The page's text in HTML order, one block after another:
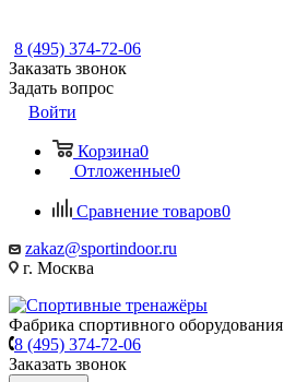
8 (495) 374-72-06
Заказать звонок
Задать вопрос
Войти
Корзина0
Отложенные0
Сравнение товаров0
zakaz@sportindoor.ru
г. Москва
Фабрика спортивного оборудования
8 (495) 374-72-06
Заказать звонок